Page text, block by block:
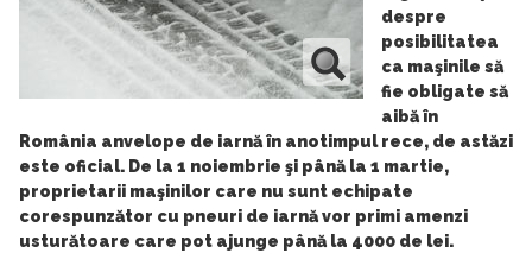
despre
posibilitatea
ca maşinile să
fie obligate să
aibă în
România anvelope de iarnă în anotimpul rece, de astăzi
este oficial. De la 1 noiembrie şi până la 1 martie,
proprietarii maşinilor care nu sunt echipate
corespunzător cu pneuri de iarnă vor primi amenzi
usturătoare care pot ajunge până la 4000 de lei.